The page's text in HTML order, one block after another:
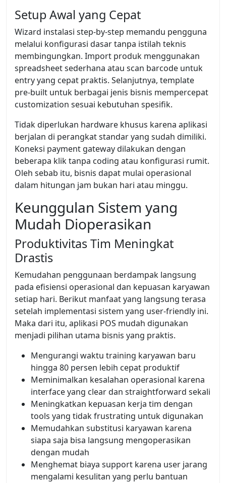
Setup Awal yang Cepat
Wizard instalasi step-by-step memandu pengguna
melalui konfigurasi dasar tanpa istilah teknis
membingungkan. Import produk menggunakan
spreadsheet sederhana atau scan barcode untuk
entry yang cepat praktis. Selanjutnya, template
pre-built untuk berbagai jenis bisnis mempercepat
customization sesuai kebutuhan spesifik.
Tidak diperlukan hardware khusus karena aplikasi
berjalan di perangkat standar yang sudah dimiliki.
Koneksi payment gateway dilakukan dengan
beberapa klik tanpa coding atau konfigurasi rumit.
Oleh sebab itu, bisnis dapat mulai operasional
dalam hitungan jam bukan hari atau minggu.
Keunggulan Sistem yang
Mudah Dioperasikan
Produktivitas Tim Meningkat
Drastis
Kemudahan penggunaan berdampak langsung
pada efisiensi operasional dan kepuasan karyawan
setiap hari. Berikut manfaat yang langsung terasa
setelah implementasi sistem yang user-friendly ini.
Maka dari itu, aplikasi POS mudah digunakan
menjadi pilihan utama bisnis yang praktis.
Mengurangi waktu training karyawan baru
hingga 80 persen lebih cepat produktif
Meminimalkan kesalahan operasional karena
interface yang clear dan straightforward sekali
Meningkatkan kepuasan kerja tim dengan
tools yang tidak frustrating untuk digunakan
Memudahkan substitusi karyawan karena
siapa saja bisa langsung mengoperasikan
dengan mudah
Menghemat biaya support karena user jarang
mengalami kesulitan yang perlu bantuan